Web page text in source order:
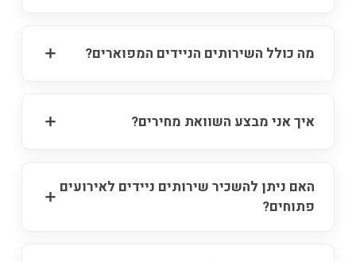
מה כולל השירותים הניידים המפוארים?
איך אני מבצע השוואת מחירים?
האם ניתן להשכיר שירותים ניידים לאירועים
פתוחים?